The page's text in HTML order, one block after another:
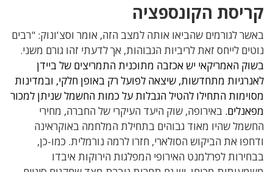
קריסת הקונספציה
באשר לגורמים שהביאו אותה למצב הזה, אומר וסצ'ונוק: "רבים
נוטים לייחס זאת לריביות הגבוהות, אך לדעתי זהו גורם משני.
בשוק האמריקאי יש אכזבה מתוכנית התמריצים של ביידן
לאנרגיות מתחדשות, שיצאה לפועל רק באופן חלקי, ובמדינות
מסוימות התחילו להטיל הגבלות על כמות החשמל שניתן למכור
מפאנלים. באירופה, שוק היעד העיקרי של החברה, מחירי
החשמל שהיו מאוד גבוהים בתחילת המלחמה באוקראינה
ודחפו את הביקוש הסולארי, חזרו לרמה נורמלית. כמו-כן,
בבחירות לפרלמנט האירופי המפלגות הירוקות איבדו